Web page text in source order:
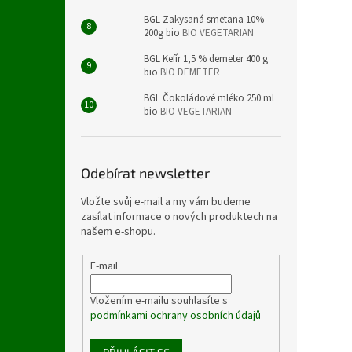
BGL Zakysaná smetana 10%
200g bio BIO VEGETARIAN
BGL Kefír 1,5 % demeter 400 g
bio BIO DEMETER
BGL Čokoládové mléko 250 ml
bio BIO VEGETARIAN
Odebírat newsletter
Vložte svůj e-mail a my vám budeme
zasílat informace o nových produktech na
našem e-shopu.
E-mail
Vložením e-mailu souhlasíte s
podmínkami ochrany osobních údajů